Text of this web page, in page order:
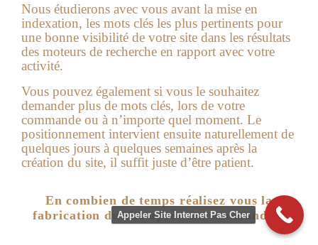
Nous étudierons avec vous avant la mise en
indexation, les mots clés les plus pertinents pour
une bonne visibilité de votre site dans les résultats
des moteurs de recherche en rapport avec votre
activité.
Vous pouvez également si vous le souhaitez
demander plus de mots clés, lors de votre
commande ou à n’importe quel moment. Le
positionnement intervient ensuite naturellement de
quelques jours à quelques semaines après la
création du site, il suffit juste d’être patient.
En combien de temps réalisez vous la
fabrication du site après ma commande ?
Appeler Site Internet Pas Cher